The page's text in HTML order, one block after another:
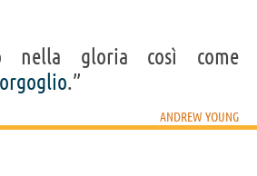
nella gloria così come
orgoglio.”
ANDREW YOUNG